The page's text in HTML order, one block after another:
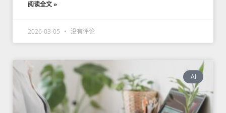
阅读全文 »
2026-03-05 没有评论
AI